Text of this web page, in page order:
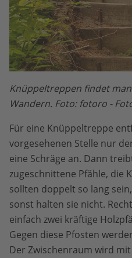
Knüppeltreppen findet
Wandern. Foto: fotoro -
Für eine Knüppeltreppe
vorgesehenen Stelle nur
eine Schräge an. Dann
zugeschnittene Pfähle, die
sollten doppelt so lang
sonst halten sie nicht.
einfach zwei kräftige
Gegen diese Pfosten
Der Zwischenraum wird